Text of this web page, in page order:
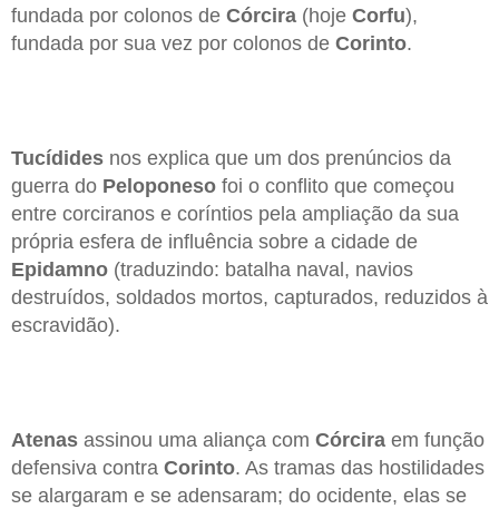
fundada por colonos de Córcira (hoje Corfu),
fundada por sua vez por colonos de Corinto.
Tucídides nos explica que um dos prenúncios da
guerra do Peloponeso foi o conflito que começou
entre corciranos e coríntios pela ampliação da sua
própria esfera de influência sobre a cidade de
Epidamno (traduzindo: batalha naval, navios
destruídos, soldados mortos, capturados, reduzidos à
escravidão).
Atenas assinou uma aliança com Córcira em função
defensiva contra Corinto. As tramas das hostilidades
se alargaram e se adensaram; do ocidente, elas se